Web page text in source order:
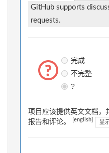
GitHub supports
requests.
完成
不完整
?
项目应该提供英文文档，
报告和评论。
[english] 显